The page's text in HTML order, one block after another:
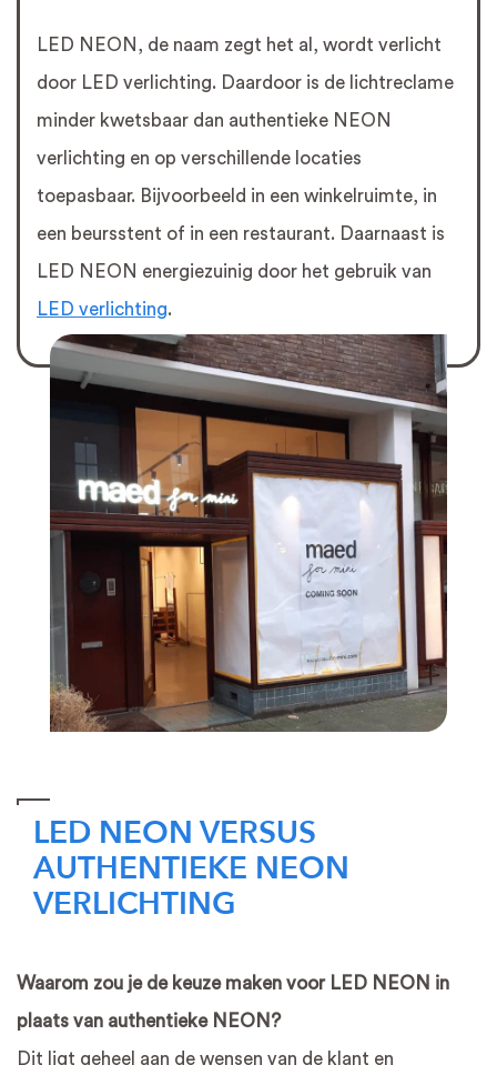
LED NEON, de naam zegt het al, wordt verlicht
door LED verlichting. Daardoor is de lichtreclame
minder kwetsbaar dan authentieke NEON
verlichting en op verschillende locaties
toepasbaar. Bijvoorbeeld in een winkelruimte, in
een beursstent of in een restaurant. Daarnaast is
LED NEON energiezuinig door het gebruik van
LED verlichting.
LED NEON VERSUS
AUTHENTIEKE NEON
VERLICHTING
Waarom zou je de keuze maken voor LED NEON in
plaats van authentieke NEON?
Dit ligt geheel aan de wensen van de klant en